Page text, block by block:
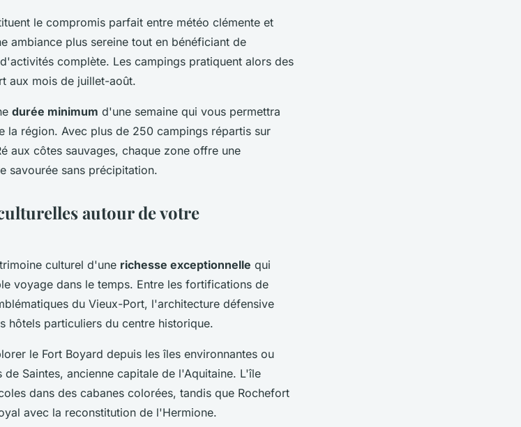
le compromis parfait entre météo clémente et
ambiance plus sereine tout en bénéficiant de
complète. Les campings pratiquent alors des
aux mois de juillet-août.
durée minimum d'une semaine qui vous permettra
la région. Avec plus de 250 campings répartis sur
aux côtes sauvages, chaque zone offre une
savourée sans précipitation.
autour de votre
culturel d'une richesse exceptionnelle qui
voyage dans le temps. Entre les fortifications de
du Vieux-Port, l'architecture défensive
hôtels particuliers du centre historique.
le Fort Boyard depuis les îles environnantes ou
Saintes, ancienne capitale de l'Aquitaine. L'île
dans des cabanes colorées, tandis que Rochefort
avec la reconstitution de l'Hermione.